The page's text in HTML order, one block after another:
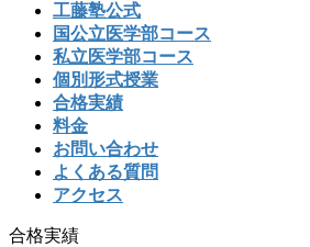
工藤塾公式
国公立医学部コース
私立医学部コース
個別形式授業
合格実績
料金
お問い合わせ
よくある質問
アクセス
合格実績